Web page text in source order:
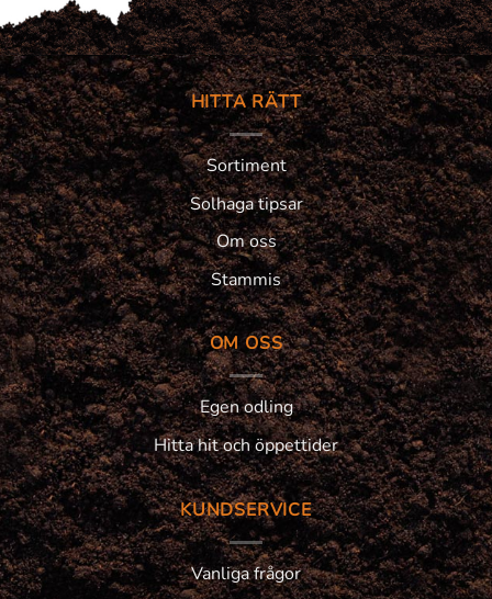
HITTA RÄTT
Sortiment
Solhaga tipsar
Om oss
Stammis
OM OSS
Egen odling
Hitta hit och öppettider
KUNDSERVICE
Vanliga frågor